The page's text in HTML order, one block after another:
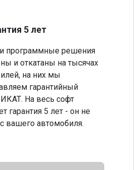
5 лет
программные решения
и откатаны на тысячах
на них мы
гарантийный
На весь софт
гарантия 5 лет - он не
с вашего автомобиля.